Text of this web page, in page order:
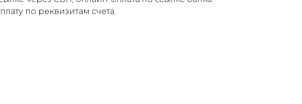
по реквизитам счета.